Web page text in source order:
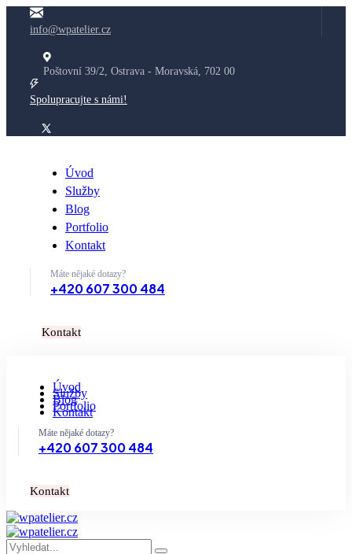
info@wpatelier.cz
Poštovní 39/2, Ostrava - Moravská, 702 00
Spolupracujte s námi!
Úvod
Služby
Blog
Portfolio
Kontakt
Máte nějaké dotazy?
+420 607 300 484
Kontakt
Úvod
Služby
Blog
Portfolio
Kontakt
Máte nějaké dotazy?
+420 607 300 484
Kontakt